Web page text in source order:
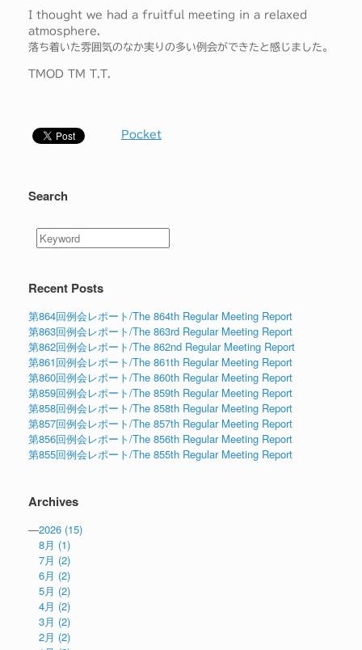
I thought we had a fruitful meeting in a relaxed
atmosphere.
落ち着いた雰囲気のなか実りの多い例会ができたと感じました。
TMOD TM T.T.
Pocket
Search
Recent Posts
第864回例会レポート/The 864th Regular Meeting Report
第863回例会レポート/The 863rd Regular Meeting Report
第862回例会レポート/The 862nd Regular Meeting Report
第861回例会レポート/The 861th Regular Meeting Report
第860回例会レポート/The 860th Regular Meeting Report
第859回例会レポート/The 859th Regular Meeting Report
第858回例会レポート/The 858th Regular Meeting Report
第857回例会レポート/The 857th Regular Meeting Report
第856回例会レポート/The 856th Regular Meeting Report
第855回例会レポート/The 855th Regular Meeting Report
Archives
—2026 (15)
8月 (1)
7月 (2)
6月 (2)
5月 (2)
4月 (2)
3月 (2)
2月 (2)